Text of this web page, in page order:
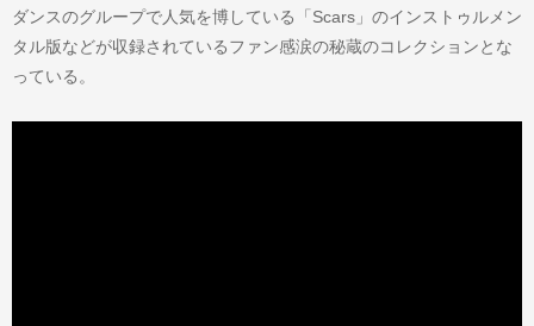
ダンスのグループで人気を博している「Scars」のインストゥルメン
タル版などが収録されているファン感涙の秘蔵のコレクションとな
っている。